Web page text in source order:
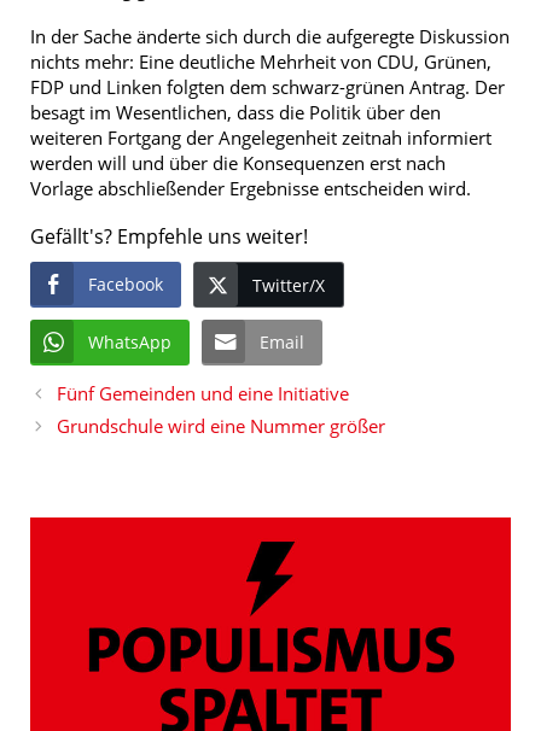
In der Sache änderte sich durch die aufgeregte Diskussion
nichts mehr: Eine deutliche Mehrheit von CDU, Grünen,
FDP und Linken folgten dem schwarz-grünen Antrag. Der
besagt im Wesentlichen, dass die Politik über den
weiteren Fortgang der Angelegenheit zeitnah informiert
werden will und über die Konsequenzen erst nach
Vorlage abschließender Ergebnisse entscheiden wird.
Gefällt's? Empfehle uns weiter!
Facebook Twitter/X
WhatsApp Email
Fünf Gemeinden und eine Initiative
Grundschule wird eine Nummer größer